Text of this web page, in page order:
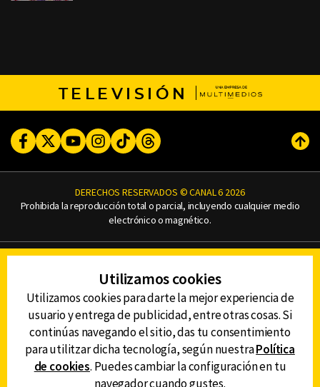
TELEVISIÓN
FacebookTwitterYoutubeInstagram
TikTokThreads
DERECHOS RESERVADOS © CANAL 6 2026
Prohibida la reproducción total o parcial, incluyendo cualquier medio
electrónico o magnético.
AVISO DE PRIVACIDAD
AVISO LEGAL
DEFENSORÍA DE LAS AUDIENCIAS
DESCARGA LA APP DE CANAL 6
Utilizamos cookies
Utilizamos cookies para darte la mejor experiencia de
usuario y entrega de publicidad, entre otras cosas. Si
continúas navegando el sitio, das tu consentimiento
para utilitzar dicha tecnología, según nuestraPolítica
de cookies. Puedes cambiar la configuración en tu
navegador cuando gustes.